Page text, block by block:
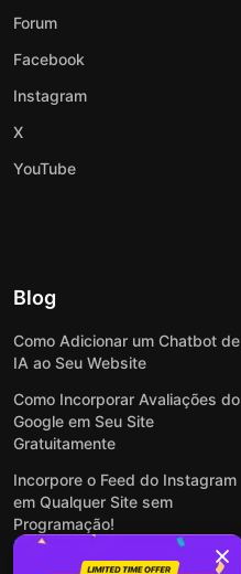
Forum
Facebook
Instagram
X
YouTube
Blog
Como Adicionar um Chatbot de
IA ao Seu Website
Como Incorporar Avaliações do
Google em Seu Site
Gratuitamente
Incorpore o Feed do Instagram
em Qualquer Site sem
Programação!
Como Incorporar Formulários